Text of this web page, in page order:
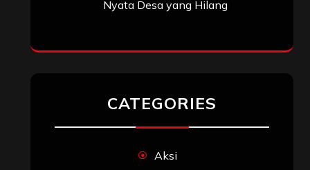
Nyata Desa yang Hilang
CATEGORIES
Aksi